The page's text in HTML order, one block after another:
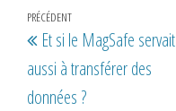
Navigation
de
l’article
Article
précédent
PRÉCÉDENT
Et si le MagSafe servait
aussi à transférer des
données ?